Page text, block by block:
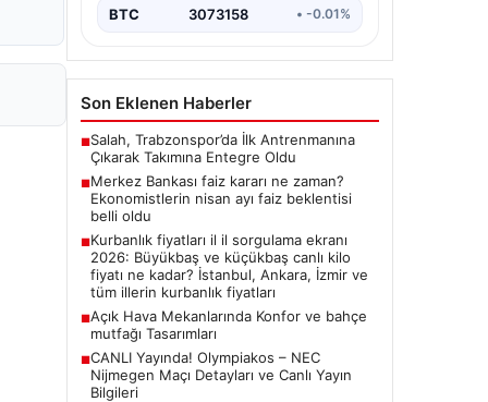
BTC 3073158 • -0.01%
Son Eklenen Haberler
■Salah, Trabzonspor’da İlk Antrenmanına
Çıkarak Takımına Entegre Oldu
■Merkez Bankası faiz kararı ne zaman?
Ekonomistlerin nisan ayı faiz beklentisi
belli oldu
■Kurbanlık fiyatları il il sorgulama ekranı
2026: Büyükbaş ve küçükbaş canlı kilo
fiyatı ne kadar? İstanbul, Ankara, İzmir ve
tüm illerin kurbanlık fiyatları
■Açık Hava Mekanlarında Konfor ve bahçe
mutfağı Tasarımları
■CANLI Yayında! Olympiakos – NEC
Nijmegen Maçı Detayları ve Canlı Yayın
Bilgileri